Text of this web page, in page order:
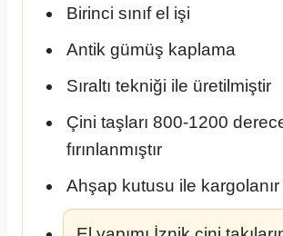
Birinci sınıf el işi
Antik gümüş kaplama
Sıraltı tekniği ile üretilmiştir
Çini taşları 800-1200
fırınlanmıştır
Ahşap kutusu ile kargolanır